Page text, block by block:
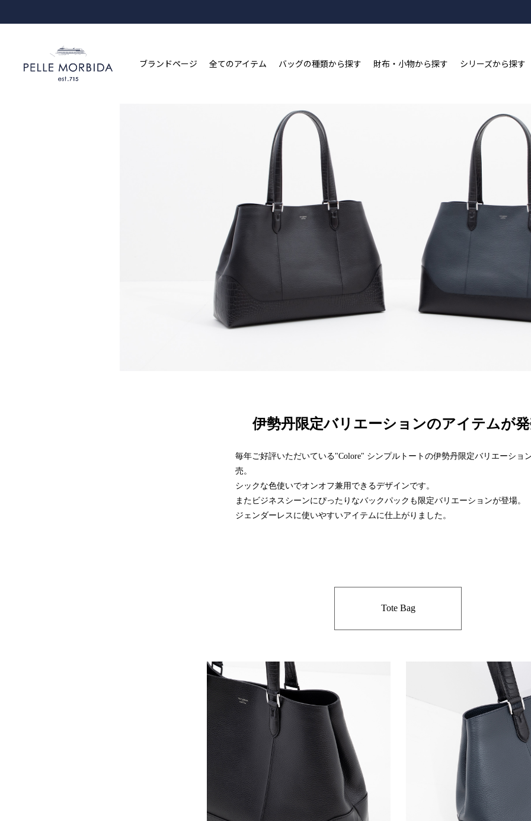
ブランドページ 全てのアイテム バッグの種類から探す 財布・小物から探す シリーズから探す
伊勢丹限定バリエーションのアイテムが
毎年ご好評いただいている"Colore" シンプルトートの伊勢丹限定バリエーショ
売。
シックな色使いでオンオフ兼用できるデザインです。
またビジネスシーンにぴったりなバックパックも限定バリエーションが登場。
ジェンダーレスに使いやすいアイテムに仕上がりました。
Tote Bag